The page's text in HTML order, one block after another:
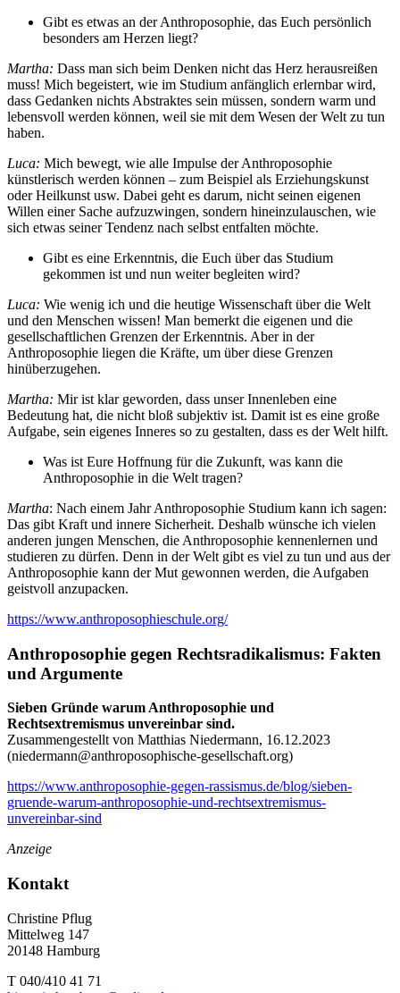
Gibt es etwas an der Anthroposophie, das Euch persönlich
besonders am Herzen liegt?
Martha: Dass man sich beim Denken nicht das Herz herausreißen
muss! Mich begeistert, wie im Studium anfänglich erlernbar wird,
dass Gedanken nichts Abstraktes sein müssen, sondern warm und
lebensvoll werden können, weil sie mit dem Wesen der Welt zu tun
haben.
Luca: Mich bewegt, wie alle Impulse der Anthroposophie
künstlerisch werden können – zum Beispiel als Erziehungskunst
oder Heilkunst usw. Dabei geht es darum, nicht seinen eigenen
Willen einer Sache aufzuzwingen, sondern hineinzulauschen, wie
sich etwas seiner Tendenz nach selbst entfalten möchte.
Gibt es eine Erkenntnis, die Euch über das Studium
gekommen ist und nun weiter begleiten wird?
Luca: Wie wenig ich und die heutige Wissenschaft über die Welt
und den Menschen wissen! Man bemerkt die eigenen und die
gesellschaftlichen Grenzen der Erkenntnis. Aber in der
Anthroposophie liegen die Kräfte, um über diese Grenzen
hinüberzugehen.
Martha: Mir ist klar geworden, dass unser Innenleben eine
Bedeutung hat, die nicht bloß subjektiv ist. Damit ist es eine große
Aufgabe, sein eigenes Inneres so zu gestalten, dass es der Welt hilft.
Was ist Eure Hoffnung für die Zukunft, was kann die
Anthroposophie in die Welt tragen?
Martha: Nach einem Jahr Anthroposophie Studium kann ich sagen:
Das gibt Kraft und innere Sicherheit. Deshalb wünsche ich vielen
anderen jungen Menschen, die Anthroposophie kennenlernen und
studieren zu dürfen. Denn in der Welt gibt es viel zu tun und aus der
Anthroposophie kann der Mut gewonnen werden, die Aufgaben
geistvoll anzupacken.
https://www.anthroposophieschule.org/
Anthroposophie gegen Rechtsradikalismus: Fakten
und Argumente
Sieben Gründe warum Anthroposophie und
Rechtsextremismus unvereinbar sind.
Zusammengestellt von Matthias Niedermann, 16.12.2023
(niedermann@anthroposophische-gesellschaft.org)
https://www.anthroposophie-gegen-rassismus.de/blog/sieben-
gruende-warum-anthroposophie-und-rechtsextremismus-
unvereinbar-sind
Anzeige
Kontakt
Christine Pflug
Mittelweg 147
20148 Hamburg
T 040/410 41 71